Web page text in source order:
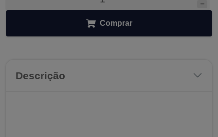
Comprar
Descrição